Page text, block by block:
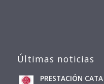
Últimas noticias
PRESTACIÓN